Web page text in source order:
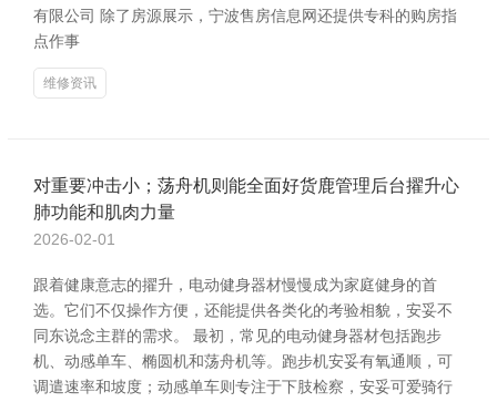
有限公司 除了房源展示，宁波售房信息网还提供专科的购房指
点作事
维修资讯
对重要冲击小；荡舟机则能全面好货鹿管理后台擢升心
肺功能和肌肉力量
2026-02-01
跟着健康意志的擢升，电动健身器材慢慢成为家庭健身的首
选。它们不仅操作方便，还能提供各类化的考验相貌，安妥不
同东说念主群的需求。 最初，常见的电动健身器材包括跑步
机、动感单车、椭圆机和荡舟机等。跑步机安妥有氧通顺，可
调遣速率和坡度；动感单车则专注于下肢检察，安妥可爱骑行